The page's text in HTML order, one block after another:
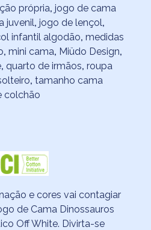
própria, jogo de cama
juvenil, jogo de lençol,
infantil algodão, medidas
, mini cama, Miüdo Design,
, quarto de irmãos, roupa
, tamanho cama
colchão
e cores vai contagiar
de Cama Dinossauros
Off White. Divirta-se